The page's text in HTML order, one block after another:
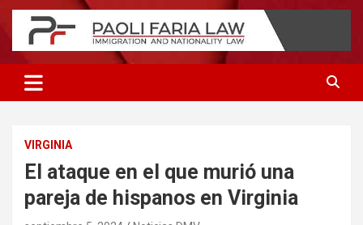
VIRGINIA
El ataque en el que murió una
pareja de hispanos en Virginia